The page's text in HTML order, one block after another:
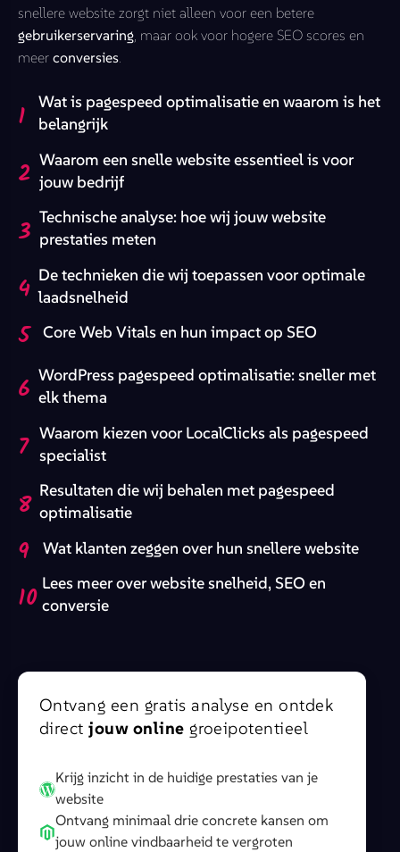
snellere website zorgt niet alleen voor een betere
gebruikerservaring, maar ook voor hogere SEO scores en
meer conversies.
1
Wat is pagespeed optimalisatie en waarom is het
belangrijk
2 Waarom een snelle website essentieel is voor
jouw bedrijf
3 Technische analyse: hoe wij jouw website
prestaties meten
4 De technieken die wij toepassen voor optimale
laadsnelheid
5 Core Web Vitals en hun impact op SEO
6 WordPress pagespeed optimalisatie: sneller met
elk thema
7 Waarom kiezen voor LocalClicks als pagespeed
specialist
8 Resultaten die wij behalen met pagespeed
optimalisatie
9 Wat klanten zeggen over hun snellere website
10 Lees meer over website snelheid, SEO en
conversie
Ontvang een gratis analyse en ontdek
directjouw online groeipotentieel
Krijg inzicht in de huidige prestaties van je
website
Ontvang minimaal drie concrete kansen om
jouw online vindbaarheid te vergroten